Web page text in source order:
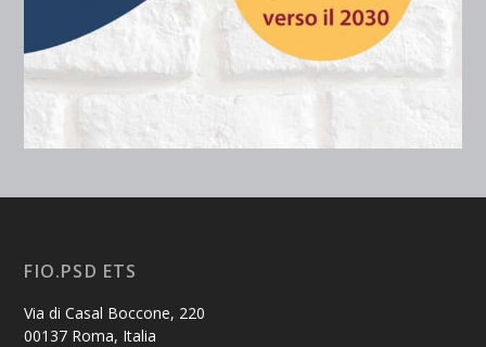
FIO.PSD ETS
Via di Casal Boccone, 220
00137 Roma, Italia